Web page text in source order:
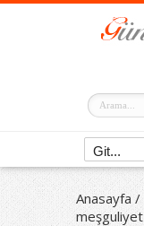
Anasayfa /
meşguliyet